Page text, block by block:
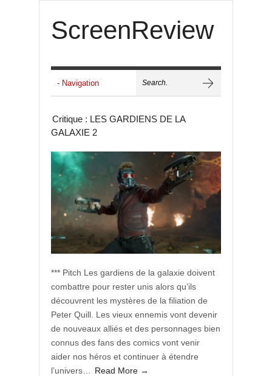
ScreenReview
Critique : LES GARDIENS DE LA
GALAXIE 2
*** Pitch Les gardiens de la galaxie doivent
combattre pour rester unis alors qu’ils
découvrent les mystères de la filiation de
Peter Quill. Les vieux ennemis vont devenir
de nouveaux alliés et des personnages bien
connus des fans des comics vont venir
aider nos héros et continuer à étendre
l’univers…
Read More →